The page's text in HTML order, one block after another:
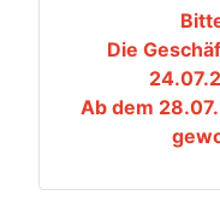
Die
Ab dem